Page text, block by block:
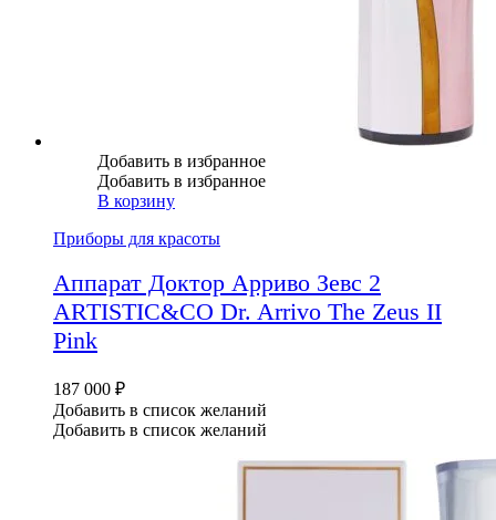
Добавить в избранное
Добавить в избранное
В корзину
Приборы для красоты
Аппарат Доктор Арриво Зевс 2
ARTISTIC&CO Dr. Arrivo The Zeus II
Pink
187 000 ₽
Добавить в список желаний
Добавить в список желаний